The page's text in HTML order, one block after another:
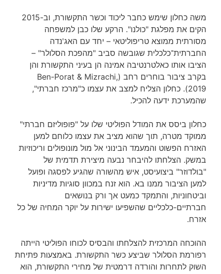
משה כחלון שימש כחבר ליכוד וכשר התקשורת, וב-2015
הקים את מפלגת "כולנו". הרקע שלו כבן למשפחה
מסורתית ממוצא טריפוליטאי – יחד עם האג'נדה
החברתית־כלכלית שגובשה סביב "מהפכת הסלולר" –
הציבו אותו כאלטרנטיבה אמינה הן בעיני התקשורת והן
בקרב ציבור בוחרים רחב (Ben-Porat & Mizrachi,
2019). כחלון הצליח למצב את עצמו כ"מרכז חברתי",
שהמערכת ידעה להכיל.
כחלון ביסס את המודל הפוליטי שלו על "פופוליזם חברתי"
ממוקד מטרה, תוך שהוא מציב את עצמו כלוחם למען
האזרח הפשוט והמעמד הבינוני אל מול מונופולים וריכוזיות
במשק. הצלחתו להיבחר נבעה מיצירת תדמית של
"בולדוזר" ביצועיסט, איש מהשורה שהגיע לפסגה ופועל
למען הציבור ממנו בא. הוא זנח במכוון סוגיות מדיניות
וביטחוניות, והתמקד כמעט אך ורק בנושאים
חברתיים-כלכליים שהשפיעו ישירות על יוקר המחיה של כל
אזרח.
ההוכחה המרכזית להצלחתו והבסיס לכוחו הפוליטי הייתה
רפורמת הסלולר שביצע כשר התקשורת. באמצעות פתיחת
השוק לתחרות והורדה דרמטית של מחירי התקשורת, הוא